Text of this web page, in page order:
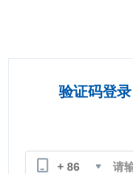
验证码登录
+ 86